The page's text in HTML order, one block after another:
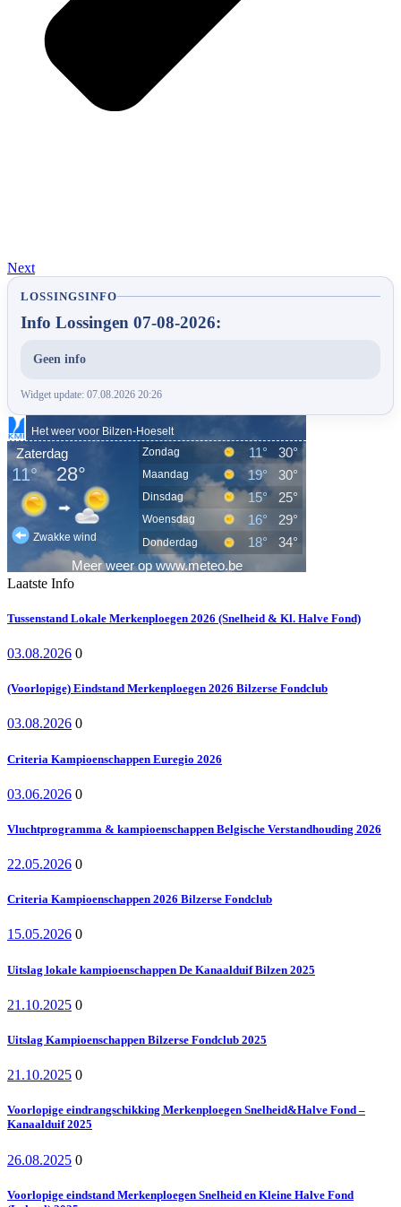
Next
LOSSINGSINFO
Info Lossingen 07-08-2026:
Geen info
Widget update: 07.08.2026 20:26
Laatste Info
Tussenstand Lokale Merkenploegen 2026 (Snelheid & Kl. Halve Fond)
03.08.2026 0
(Voorlopige) Eindstand Merkenploegen 2026 Bilzerse Fondclub
03.08.2026 0
Criteria Kampioenschappen Euregio 2026
03.06.2026 0
Vluchtprogramma & kampioenschappen Belgische Verstandhouding 2026
22.05.2026 0
Criteria Kampioenschappen 2026 Bilzerse Fondclub
15.05.2026 0
Uitslag lokale kampioenschappen De Kanaalduif Bilzen 2025
21.10.2025 0
Uitslag Kampioenschappen Bilzerse Fondclub 2025
21.10.2025 0
Voorlopige eindrangschikking Merkenploegen Snelheid&Halve Fond –
Kanaalduif 2025
26.08.2025 0
Voorlopige eindstand Merkenploegen Snelheid en Kleine Halve Fond